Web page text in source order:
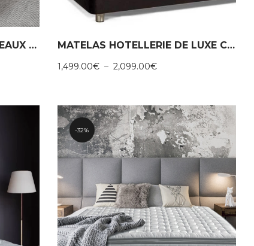
MATELAS HOTEL SABLANCEAUX ILE DE RE MATELAS HOTELLERIE DE LUXE CASTELBRAC
1,499.00€ – 2,099.00€Plage
à
2,099.00€
32%